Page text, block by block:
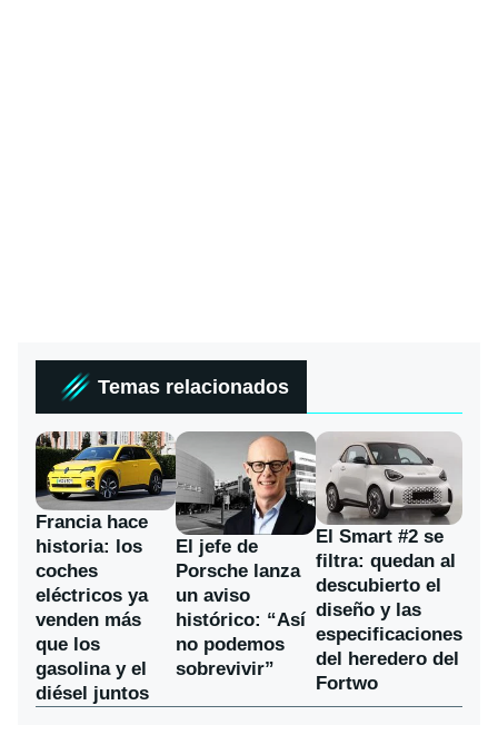
Temas relacionados
Francia hace
historia: los
coches
eléctricos ya
venden más
que los
gasolina y el
diésel juntos
El jefe de
Porsche lanza
un aviso
histórico: “Así
no podemos
sobrevivir”
El Smart #2 se
filtra: quedan al
descubierto el
diseño y las
especificaciones
del heredero del
Fortwo